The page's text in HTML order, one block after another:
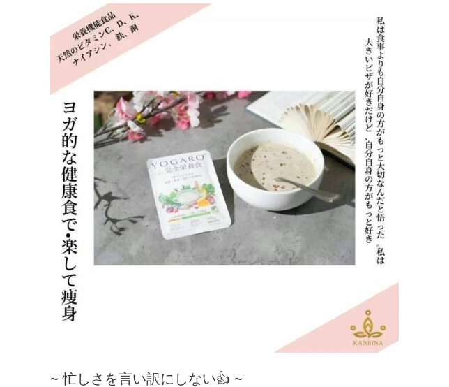
~ 忙しさを言い訳にしない👍 ~